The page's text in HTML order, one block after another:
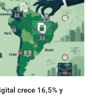
crece 16,5% y